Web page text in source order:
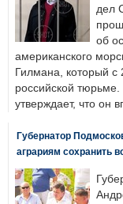
дел
об
американского
Гилмана, который с
российской
утверждает, что он
Губернатор
аграриям сохранить